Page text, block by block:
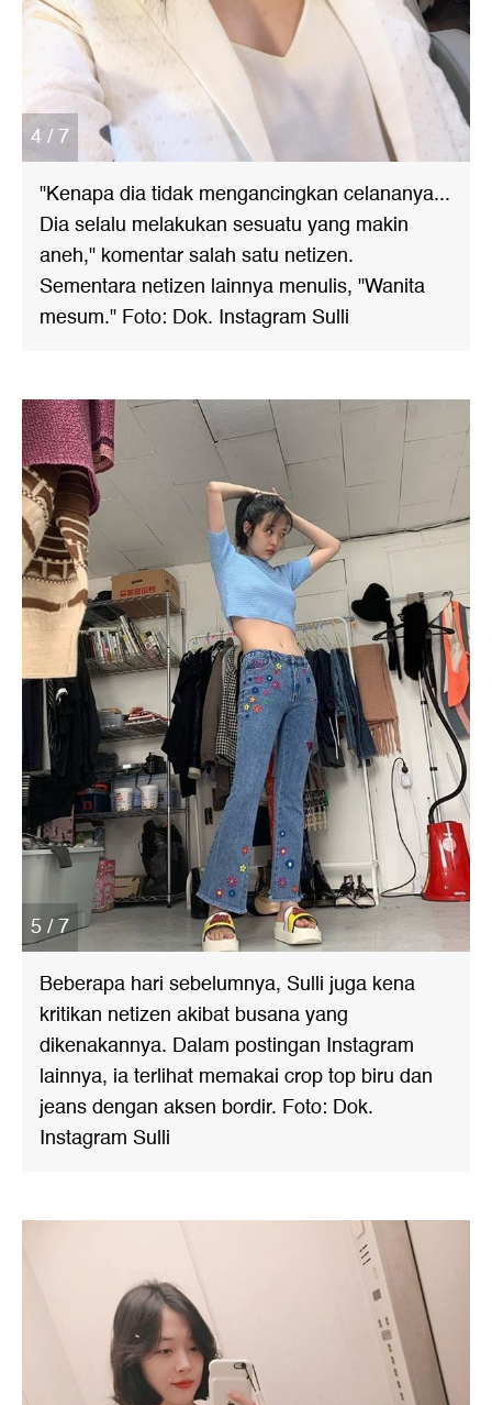
4 / 7
"Kenapa dia tidak mengancingkan celananya...
Dia selalu melakukan sesuatu yang makin
aneh," komentar salah satu netizen.
Sementara netizen lainnya menulis, "Wanita
mesum." Foto: Dok. Instagram Sulli
5 / 7
Beberapa hari sebelumnya, Sulli juga kena
kritikan netizen akibat busana yang
dikenakannya. Dalam postingan Instagram
lainnya, ia terlihat memakai crop top biru dan
jeans dengan aksen bordir. Foto: Dok.
Instagram Sulli